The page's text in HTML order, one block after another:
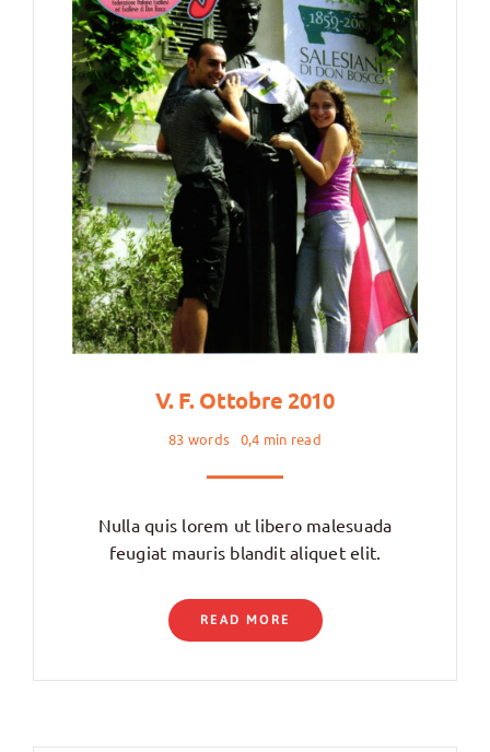
V. F. Ottobre 2010
83 words 0,4 min read
Nulla quis lorem ut libero malesuada
feugiat mauris blandit aliquet elit.
READ MORE